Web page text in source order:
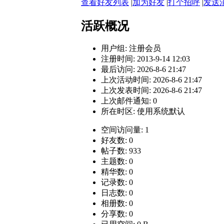
查看好友列表 加为好友 打个招呼 发送
活跃概况
用户组: 注册会员
注册时间: 2013-9-14 12:03
最后访问: 2026-8-6 21:47
上次活动时间: 2026-8-6 21:47
上次发表时间: 2026-8-6 21:47
上次邮件通知: 0
所在时区: 使用系统默认
空间访问量: 1
好友数: 0
帖子数: 933
主题数: 0
精华数: 0
记录数: 0
日志数: 0
相册数: 0
分享数: 0